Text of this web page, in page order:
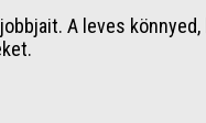
A leves